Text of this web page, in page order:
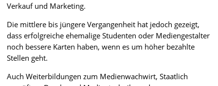
Verkauf und Marketing.
Die mittlere bis jüngere Vergangenheit hat jedoch gezeigt,
dass erfolgreiche ehemalige Studenten oder Mediengestalter
noch bessere Karten haben, wenn es um höher bezahlte
Stellen geht.
Auch Weiterbildungen zum Medienwachwirt, Staatlich